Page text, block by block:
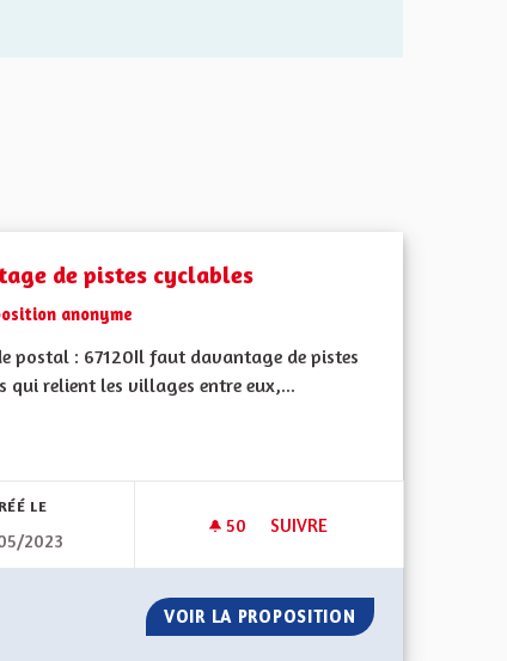
ET DE L'ÉTAT
de pistes cyclables
anonyme
postal : 67120Il faut davantage de pistes
qui relient les villages entre eux,...
résultats de la catégorie : Autres
LE
2023
50 50 ABONNÉS
SUIVRE
VOIR LA PROPOSITION DAVANTAGE DE